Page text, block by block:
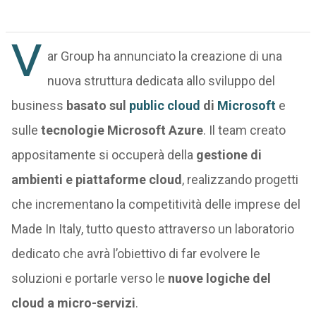
V ar Group ha annunciato la creazione di una
nuova struttura dedicata allo sviluppo del
business basato sul public cloud di Microsofte
sulle tecnologie Microsoft Azure. Il team creato
appositamente si occuperà della gestione di
ambienti e piattaforme cloud , realizzando progetti
che incrementano la competitività delle imprese del
Made In Italy, tutto questo attraverso un laboratorio
dedicato che avrà l’obiettivo di far evolvere le
soluzioni e portarle verso le nuove logiche del
cloud a micro-servizi.